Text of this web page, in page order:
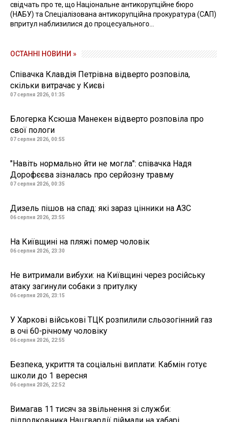
свідчать про те, що Національне антикорупційне бюро
(НАБУ) та Спеціалізована антикорупційна прокуратура (САП)
впритул наблизилися до процесуального...
ОСТАННІ НОВИНИ »
Співачка Клавдія Петрівна відверто розповіла,
скільки витрачає у Києві
07 серпня 2026, 01:35
Блогерка Ксюша Манекен відверто розповіла про
свої пологи
07 серпня 2026, 00:55
"Навіть нормально йти не могла": співачка Надя
Дорофєєва зізналась про серйозну травму
07 серпня 2026, 00:35
Дизель пішов на спад: які зараз цінники на АЗС
06 серпня 2026, 23:55
На Київщині на пляжі помер чоловік
06 серпня 2026, 23:30
Не витримали вибухи: на Київщині через російську
атаку загинули собаки з притулку
06 серпня 2026, 23:15
У Харкові військові ТЦК розпилили сльозогінний газ
в очі 60-річному чоловіку
06 серпня 2026, 22:55
Безпека, укриття та соціальні виплати: Кабмін готує
школи до 1 вересня
06 серпня 2026, 22:52
Вимагав 11 тисяч за звільнення зі служби: